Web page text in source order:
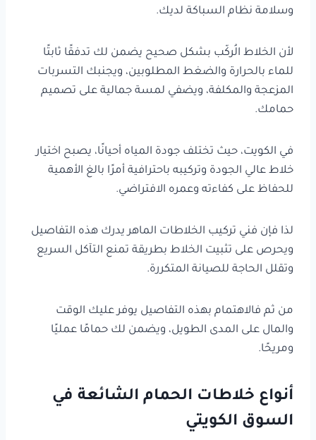
وسلامة نظام السباكة لديك.
لأن الخلاط الُركّب بشكل صحيح يضمن لك تدفقًا ثابتًا
للماء بالحرارة والضغط المطلوبين، ويجنبك التسربات
المزعجة والمكلفة، ويضفي لمسة جمالية على تصميم
حمامك.
في الكويت، حيث تختلف جودة المياه أحيانًا، يصبح اختيار
خلاط عالي الجودة وتركيبه باحترافية أمرًا بالغ الأهمية
للحفاظ على كفاءته وعمره الافتراضي.
لذا فإن فني تركيب الخلاطات الماهر يدرك هذه التفاصيل
ويحرص على تثبيت الخلاط بطريقة تمنع التآكل السريع
وتقلل الحاجة للصيانة المتكررة.
من ثم فالاهتمام بهذه التفاصيل يوفر عليك الوقت
والمال على المدى الطويل، ويضمن لك حمامًا عمليًا
ومريحًا.
أنواع خلاطات الحمام الشائعة في
السوق الكويتي